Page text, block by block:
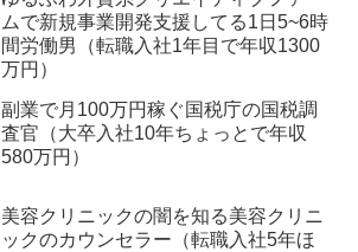
ムで新規事業開発支援してる1日5~6時
間労働男（転職入社1年目で年収1300
万円）
副業で月100万円稼ぐ国税庁の国税調
査官（大卒入社10年ちょっとで年収
580万円）
美容クリニックの闇を知る美容クリニ
ックのカウンセラー（転職入社5年ほ